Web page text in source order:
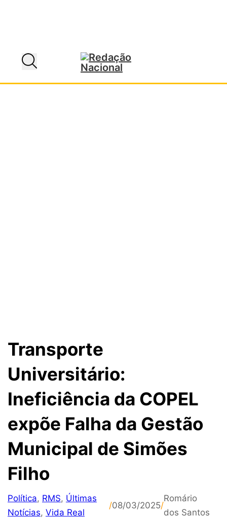
Transporte
Universitário:
Ineficiência da COPEL
expõe Falha da Gestão
Municipal de Simões
Filho
Política, RMS, Últimas
Notícias, Vida Real
/08/03/2025/
Romário
dos Santos